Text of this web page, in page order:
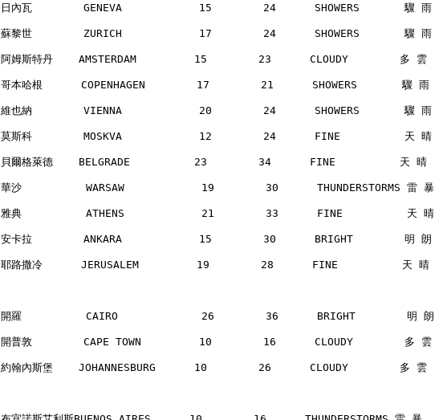
日內瓦        GENEVA            15        24      SHOWERS       驟 雨
蘇黎世        ZURICH            17        24      SHOWERS       驟 雨
阿姆斯特丹    AMSTERDAM         15        23      CLOUDY        多 雲
哥本哈根      COPENHAGEN        17        21      SHOWERS       驟 雨
維也納        VIENNA            20        24      SHOWERS       驟 雨
莫斯科        MOSKVA            12        24      FINE          天 晴
貝爾格萊德    BELGRADE          23        34      FINE          天 晴
華沙          WARSAW            19        30      THUNDERSTORMS 雷 暴
雅典          ATHENS            21        33      FINE          天 晴
安卡拉        ANKARA            15        30      BRIGHT        明 朗
耶路撒冷      JERUSALEM         19        28      FINE          天 晴
開羅          CAIRO             26        36      BRIGHT        明 朗
開普敦        CAPE TOWN         10        16      CLOUDY        多 雲
約翰內斯堡    JOHANNESBURG      10        26      CLOUDY        多 雲